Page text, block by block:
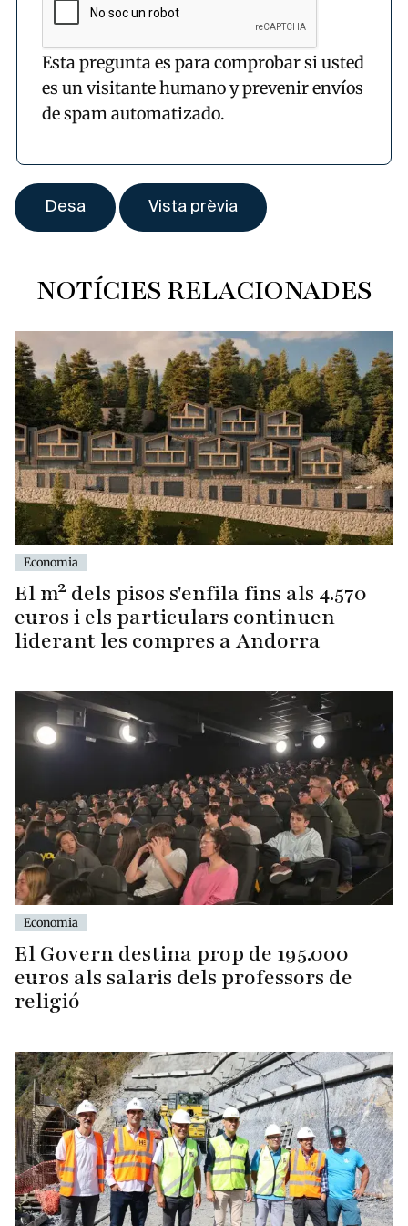
Esta pregunta es para comprobar si usted
es un visitante humano y prevenir envíos
de spam automatizado.
NOTÍCIES RELACIONADES
Economia
El m² dels pisos s'enfila fins als 4.570
euros i els particulars continuen
liderant les compres a Andorra
Economia
El Govern destina prop de 195.000
euros als salaris dels professors de
religió